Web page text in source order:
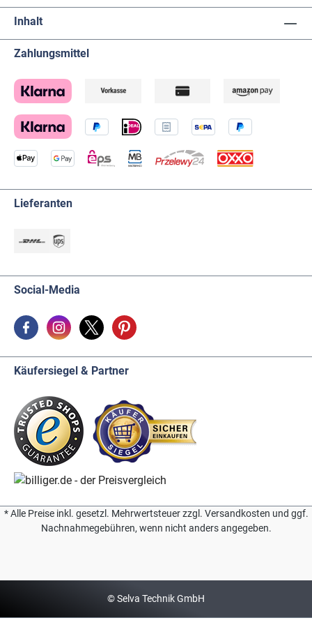
Inhalt
Zahlungsmittel
Lieferanten
Social-Media
Käufersiegel & Partner
* Alle Preise inkl. gesetzl. Mehrwertsteuer zzgl. Versandkosten und ggf.
Nachnahmegebühren, wenn nicht anders angegeben.
© Selva Technik GmbH